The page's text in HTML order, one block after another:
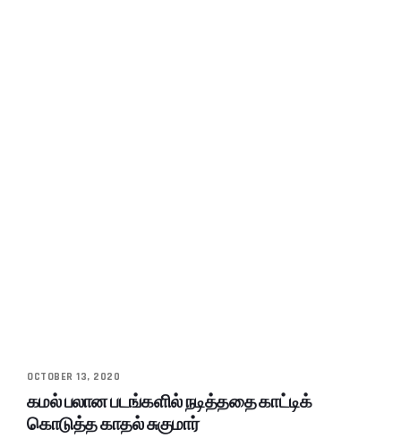
OCTOBER 13, 2020
கமல் பலான படங்களில் நடித்ததை காட்டிக்
கொடுத்த காதல் சுகுமார்